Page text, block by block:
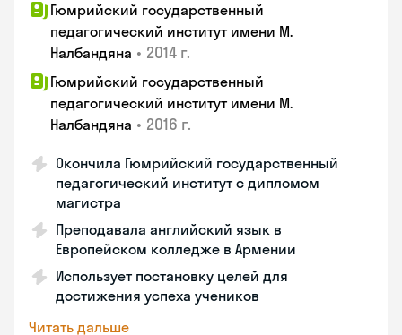
Гюмрийский государственный
педагогический институт имени М.
Налбандяна • 2014 г.
Гюмрийский государственный
педагогический институт имени М.
Налбандяна • 2016 г.
Окончила Гюмрийский государственный
педагогический институт с дипломом
магистра
Преподавала английский язык в
Европейском колледже в Армении
Использует постановку целей для
достижения успеха учеников
Читать дальше